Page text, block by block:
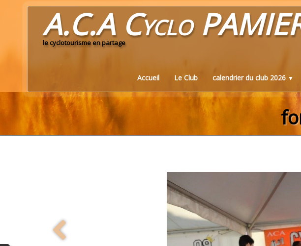
A.C.A Cyclo
le cyclotourisme en partage
Accueil Le Club calendrier du club 2026 ▼